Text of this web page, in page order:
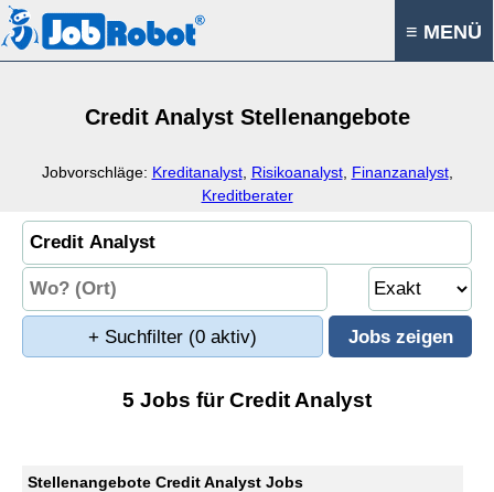
≡ MENÜ
Credit Analyst Stellenangebote
Jobvorschläge: Kreditanalyst, Risikoanalyst, Finanzanalyst,
Kreditberater
+ Suchfilter (0 aktiv)
5 Jobs für Credit Analyst
Stellenangebote Credit Analyst Jobs